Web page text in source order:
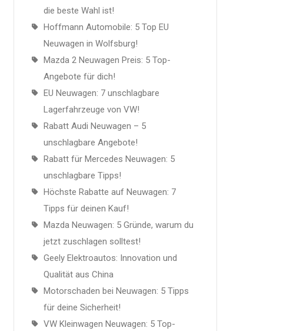
die beste Wahl ist!
Hoffmann Automobile: 5 Top EU
Neuwagen in Wolfsburg!
Mazda 2 Neuwagen Preis: 5 Top-
Angebote für dich!
EU Neuwagen: 7 unschlagbare
Lagerfahrzeuge von VW!
Rabatt Audi Neuwagen – 5
unschlagbare Angebote!
Rabatt für Mercedes Neuwagen: 5
unschlagbare Tipps!
Höchste Rabatte auf Neuwagen: 7
Tipps für deinen Kauf!
Mazda Neuwagen: 5 Gründe, warum du
jetzt zuschlagen solltest!
Geely Elektroautos: Innovation und
Qualität aus China
Motorschaden bei Neuwagen: 5 Tipps
für deine Sicherheit!
VW Kleinwagen Neuwagen: 5 Top-